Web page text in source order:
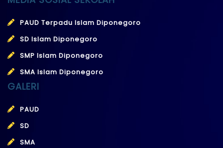
PAUD Terpadu Islam Diponegoro
SD Islam Diponegoro
SMP Islam Diponegoro
SMA Islam Diponegoro
GALERI
PAUD
SD
SMA